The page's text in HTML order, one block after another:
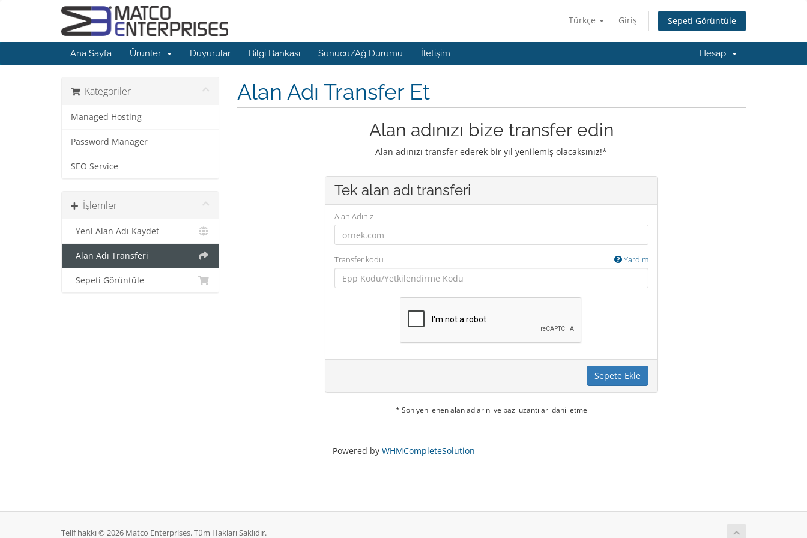
Türkçe Giriş Sepeti Görüntüle
Ana Sayfa Ürünler Duyurular Bilgi Bankası Sunucu/Ağ Durumu İletişim Hesap
Kategoriler
Managed Hosting
Password Manager
SEO Service
İşlemler
Yeni Alan Adı Kaydet
Alan Adı Transferi
Sepeti Görüntüle
Alan Adı Transfer Et
Alan adınızı bize transfer edin
Alan adınızı transfer ederek bir yıl yenilemiş olacaksınız!*
Tek alan adı transferi
Alan Adınız
Transfer kodu Yardım
Sepete Ekle
* Son yenilenen alan adlarını ve bazı uzantıları dahil etme
Powered by WHMCompleteSolution
Telif hakkı © 2026 Matco Enterprises. Tüm Hakları Saklıdır.